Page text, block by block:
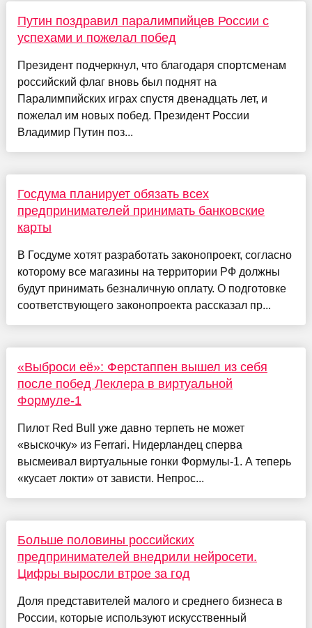
Путин поздравил паралимпийцев России с
успехами и пожелал побед
Президент подчеркнул, что благодаря спортсменам
российский флаг вновь был поднят на
Паралимпийских играх спустя двенадцать лет, и
пожелал им новых побед. Президент России
Владимир Путин поз...
Госдума планирует обязать всех
предпринимателей принимать банковские
карты
В Госдуме хотят разработать законопроект, согласно
которому все магазины на территории РФ должны
будут принимать безналичную оплату. О подготовке
соответствующего законопроекта рассказал пр...
«Выброси её»: Ферстаппен вышел из себя
после побед Леклера в виртуальной
Формуле-1
Пилот Red Bull уже давно терпеть не может
«выскочку» из Ferrari. Нидерландец сперва
высмеивал виртуальные гонки Формулы-1. А теперь
«кусает локти» от зависти. Непрос...
Больше половины российских
предпринимателей внедрили нейросети.
Цифры выросли втрое за год
Доля представителей малого и среднего бизнеса в
России, которые используют искусственный